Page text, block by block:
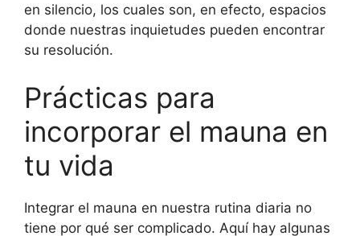
en silencio, los cuales son, en efecto, espacios
donde nuestras inquietudes pueden encontrar
su resolución.
Prácticas para
incorporar el mauna en
tu vida
Integrar el mauna en nuestra rutina diaria no
tiene por qué ser complicado. Aquí hay algunas